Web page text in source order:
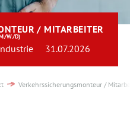
/ MITARBEITER
W/D)
31.07.2026
Verkehrssicherungsmonteur /